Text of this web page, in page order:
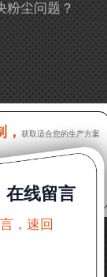
粉尘问题？
报价，有什
，加工石灰石
？给个详细
破和反击破，
获取适合您的生产方案
在线留言
，速回